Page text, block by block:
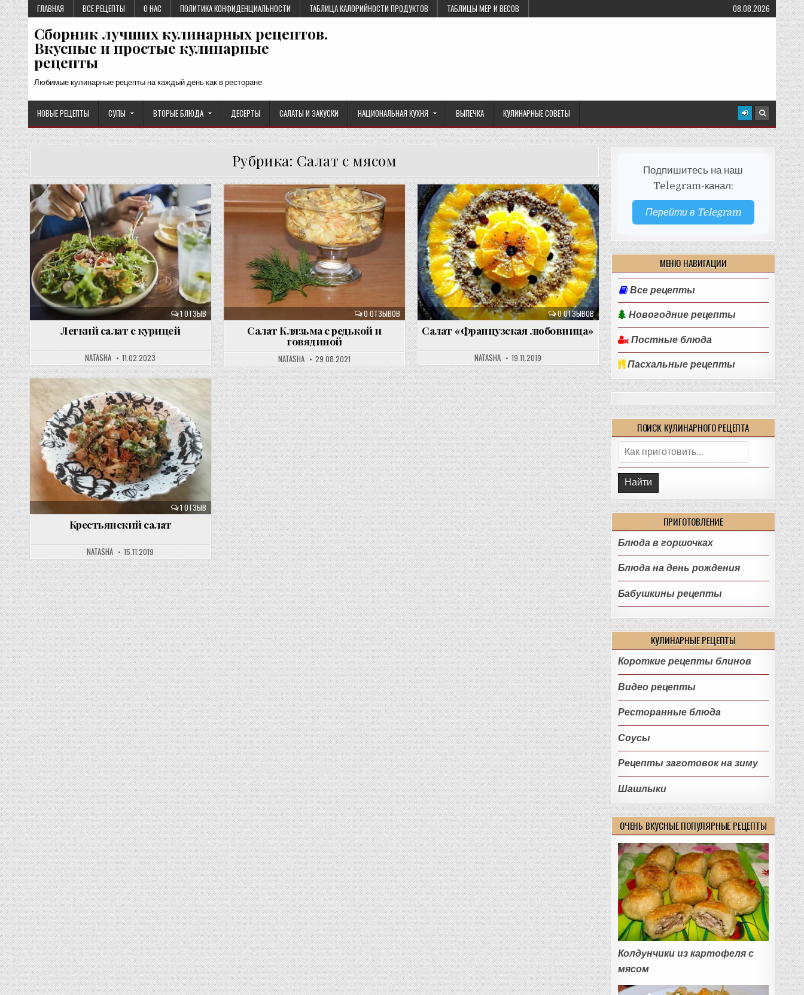
Перейти
к
содержимому
ГЛАВНАЯ ВСЕ РЕЦЕПТЫ О НАС ПОЛИТИКА КОНФИДЕНЦИАЛЬНОСТИ ТАБЛИЦА КАЛОРИЙНОСТИ ПРОДУКТОВ ТАБЛИЦЫ МЕР И ВЕСОВ 08.08.2026
Сборник лучших кулинарных рецептов.
Вкусные и простые кулинарные
рецепты
Любимые кулинарные рецепты на каждый день как в ресторане
НОВЫЕ РЕЦЕПТЫ СУПЫ ВТОРЫЕ БЛЮДА ДЕСЕРТЫ САЛАТЫ И ЗАКУСКИ НАЦИОНАЛЬНАЯ КУХНЯ ВЫПЕЧКА КУЛИНАРНЫЕ СОВЕТЫ
Рубрика: Салат с мясом
1 ОТЗЫВ
Легкий салат с курицей
NATASHA 11.02.2023
0 ОТЗЫВОВ
Салат Клязьма с редькой и
говядиной
NATASHA 29.08.2021
0 ОТЗЫВОВ
Салат «Французская любовница»
NATASHA 19.11.2019
1 ОТЗЫВ
Крестьянский салат
NATASHA 15.11.2019
Подпишитесь на наш
Telegram-канал:
Перейти в Telegram
МЕНЮ НАВИГАЦИИ
Все рецепты
Новогодние рецепты
Постные блюда
Пасхальные рецепты
ПОИСК КУЛИНАРНОГО РЕЦЕПТА
Поиск:
ПРИГОТОВЛЕНИЕ
Блюда в горшочках
Блюда на день рождения
Бабушкины рецепты
КУЛИНАРНЫЕ РЕЦЕПТЫ
Короткие рецепты блинов
Видео рецепты
Ресторанные блюда
Соусы
Рецепты заготовок на зиму
Шашлыки
ОЧЕНЬ ВКУСНЫЕ ПОПУЛЯРНЫЕ РЕЦЕПТЫ
Колдунчики из картофеля с
мясом